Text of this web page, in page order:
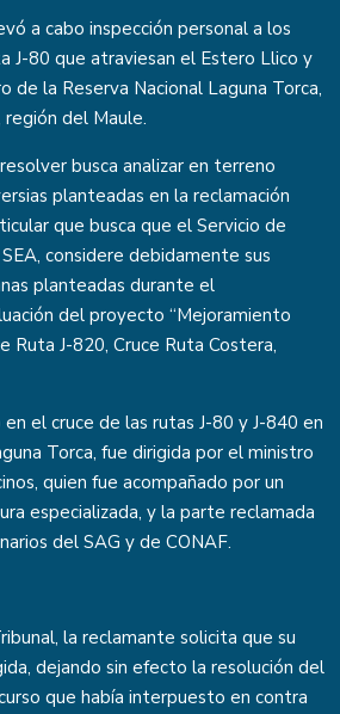
a cabo inspección personal a los
J-80 que atraviesan el Estero Llico y
de la Reserva Nacional Laguna Torca,
región del Maule.
busca analizar en terreno
planteadas en la reclamación
que busca que el Servicio de
considere debidamente sus
planteadas durante el
del proyecto “Mejoramiento
Ruta J-820, Cruce Ruta Costera,
en el cruce de las rutas J-80 y J-840 en
Torca, fue dirigida por el ministro
quien fue acompañado por un
especializada, y la parte reclamada
del SAG y de CONAF.
la reclamante solicita que su
dejando sin efecto la resolución del
que había interpuesto en contra